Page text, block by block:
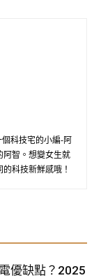
科技宅的小編-阿
阿智。想變女生就
科技新鮮感哦！
優缺點？2025